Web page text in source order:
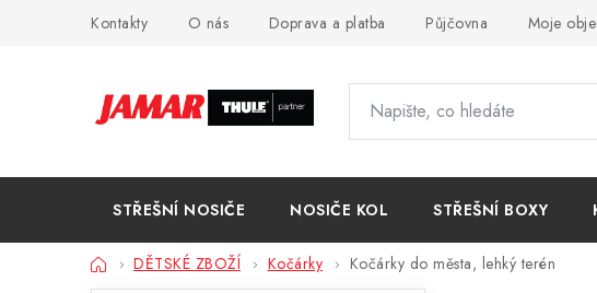
Kontakty O nás Doprava a platba Půjčovna Moje
STŘEŠNÍ NOSIČE NOSIČE KOL STŘEŠNÍ BOXY
DomůDĚTSKÉ ZBOŽÍ Kočárky Kočárky do města, lehký terén